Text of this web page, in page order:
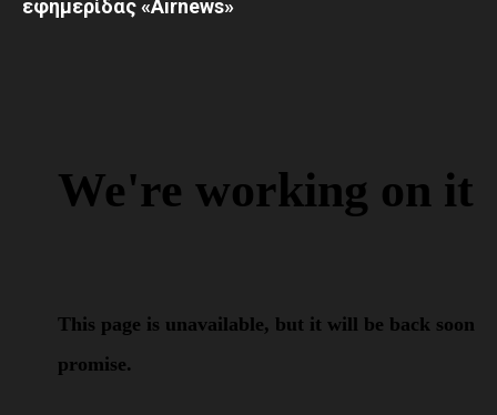
εφημερίδας «Airnews»